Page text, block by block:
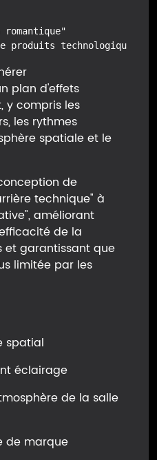
produits technologiques"
plan d'effets
y compris les
les rythmes
spatiale et le
de
technique" à
améliorant
de la
et garantissant que
limitée par les
spatial
éclairage
de la salle
de marque